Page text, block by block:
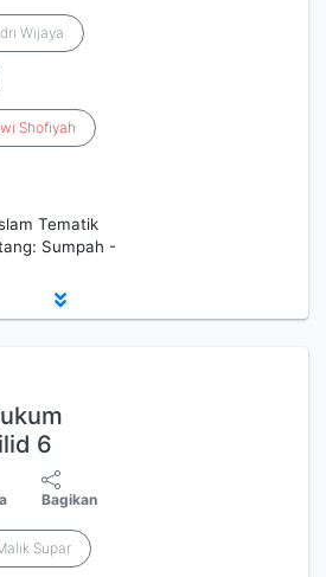
Wijaya
Shofiyah
Tematik
Sumpah -
6
Bagikan
Supar